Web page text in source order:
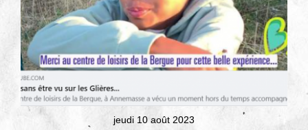
jeudi 10 août 2023